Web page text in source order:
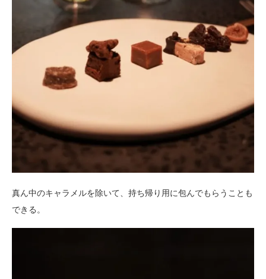
真ん中のキャラメルを除いて、持ち帰り用に包んでもらうことも
できる。